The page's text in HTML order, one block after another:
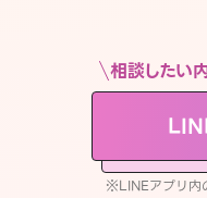
相談したい
※LINEアプリ内